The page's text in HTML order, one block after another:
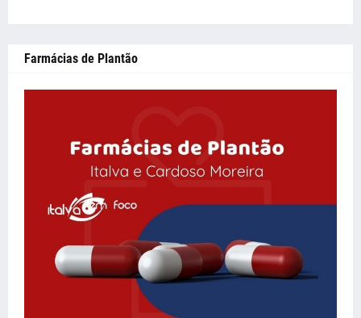
Farmácias de Plantão